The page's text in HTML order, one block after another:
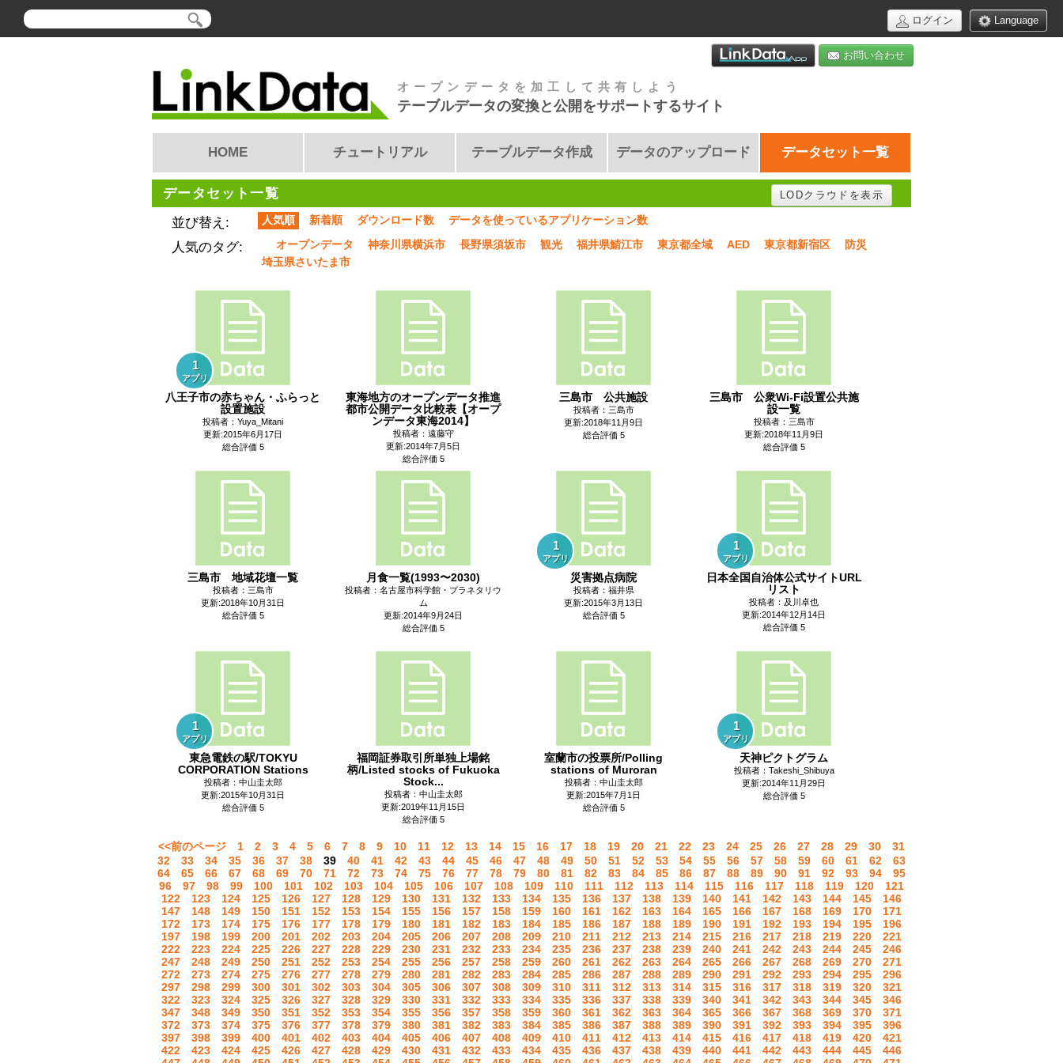
Language
ログイン
お問い合わせ
オープンデータを加工して共有しよう
テーブルデータの変換と公開をサポートするサイト
HOME チュートリアル テーブルデータ作成 データのアップロード データセット一覧
データセット一覧 LODクラウドを表示
並び替え: 人気順 新着順 ダウンロード数 データを使っているアプリケーション数
人気のタグ: オープンデータ 神奈川県横浜市 長野県須坂市 観光 福井県鯖江市 東京都全域 AED 東京都新宿区
防災
埼玉県さいたま市
1
アプリ
八王子市の赤ちゃん・ふらっと
設置施設
投稿者：Yuya_Mitani
更新:2015年6月17日
総合評価 5
東海地方のオープンデータ推進
都市公開データ比較表【オープ
ンデータ東海2014】
投稿者：遠藤守
更新:2014年7月5日
総合評価 5
三島市 公共施設
投稿者：三島市
更新:2018年11月9日
総合評価 5
三島市 公衆Wi-Fi設置公共施
設一覧
投稿者：三島市
更新:2018年11月9日
総合評価 5
三島市 地域花壇一覧
投稿者：三島市
更新:2018年10月31日
総合評価 5
月食一覧(1993〜2030)
投稿者：名古屋市科学館・プラネタリウ
ム
更新:2014年9月24日
総合評価 5
1
アプリ
災害拠点病院
投稿者：福井県
更新:2015年3月13日
総合評価 5
1
アプリ
日本全国自治体公式サイトURL
リスト
投稿者：及川卓也
更新:2014年12月14日
総合評価 5
1
アプリ
東急電鉄の駅/TOKYU
CORPORATION Stations
投稿者：中山圭太郎
更新:2015年10月31日
総合評価 5
福岡証券取引所単独上場銘
柄/Listed stocks of Fukuoka
Stock...
投稿者：中山圭太郎
更新:2019年11月15日
総合評価 5
室蘭市の投票所/Polling
stations of Muroran
投稿者：中山圭太郎
更新:2015年7月1日
総合評価 5
1
アプリ
天神ピクトグラム
投稿者：Takeshi_Shibuya
更新:2014年11月29日
総合評価 5
<<前のページ 1 2 3 4 5 6 7 8 9 10 11 12 13 14 15 16 17 18 19 20 21 22 23 24 25 26 27 28 29 30
31
32
33 34 35 36 37 38 39 40 41 42 43 44 45 46 47 48 49 50 51 52 53 54 55 56 57 58 59 60 61 62
63
64
65 66 67 68 69 70 71 72 73 74 75 76 77 78 79 80 81 82 83 84 85 86 87 88 89 90 91 92 93 94
95
96
97 98 99 100 101 102 103 104 105 106 107 108 109 110 111 112 113 114 115 116 117 118 119 120
121
122
123 124 125 126 127 128 129 130 131 132 133 134 135 136 137 138 139 140 141 142 143 144 145
146
147
148 149 150 151 152 153 154 155 156 157 158 159 160 161 162 163 164 165 166 167 168 169 170
171
172
173 174 175 176 177 178 179 180 181 182 183 184 185 186 187 188 189 190 191 192 193 194 195
196
197
198 199 200 201 202 203 204 205 206 207 208 209 210 211 212 213 214 215 216 217 218 219 220
221
222
223 224 225 226 227 228 229 230 231 232 233 234 235 236 237 238 239 240 241 242 243 244 245
246
247
248 249 250 251 252 253 254 255 256 257 258 259 260 261 262 263 264 265 266 267 268 269 270
271
272
273 274 275 276 277 278 279 280 281 282 283 284 285 286 287 288 289 290 291 292 293 294 295
296
297
298 299 300 301 302 303 304 305 306 307 308 309 310 311 312 313 314 315 316 317 318 319 320
321
322
323 324 325 326 327 328 329 330 331 332 333 334 335 336 337 338 339 340 341 342 343 344 345
346
347
348 349 350 351 352 353 354 355 356 357 358 359 360 361 362 363 364 365 366 367 368 369 370
371
372
373 374 375 376 377 378 379 380 381 382 383 384 385 386 387 388 389 390 391 392 393 394 395
396
397
398 399 400 401 402 403 404 405 406 407 408 409 410 411 412 413 414 415 416 417 418 419 420
421
422
423 424 425 426 427 428 429 430 431 432 433 434 435 436 437 438 439 440 441 442 443 444 445
446